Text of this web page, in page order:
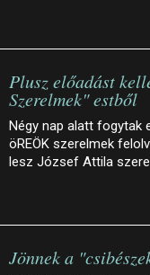
Plusz előadást
Szerelmek" estből
Négy nap alatt fogytak
öREÖK szerelmek
lesz József Attila
Jönnek a